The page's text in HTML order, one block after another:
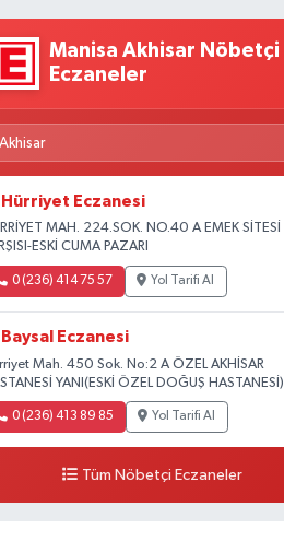
Manisa Akhisar Nöbetçi
Eczaneler
Hürriyet Eczanesi
MAH. 224.SOK. NO.40 A EMEK SİTESİ
ESKİ CUMA PAZARI
0 (236) 414 75 57 Yol Tarifi Al
Baysal Eczanesi
Mah. 450 Sok. No:2 A ÖZEL AKHİSAR
YANI(ESKİ ÖZEL DOĞUŞ HASTANESİ)
0 (236) 413 89 85 Yol Tarifi Al
Tüm Nöbetçi Eczaneler